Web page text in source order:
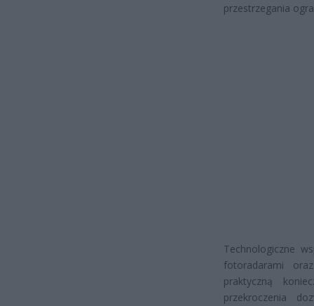
przestrzegania
Technologiczne
fotoradarami
praktyczną
przekroczenia